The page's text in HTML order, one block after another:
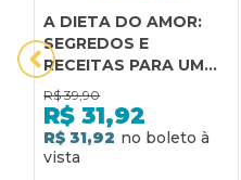
A DIETA DO AMOR:
SEGREDOS E
RECEITAS PARA UMA
VIDA SEXUAL PLENA E
ATIVA: SEGREDOS E
RECEITAS PARA UMA
VIDA SEXUAL PLENA E
R$ 39,90
R$ 31,92
R$ 31,92